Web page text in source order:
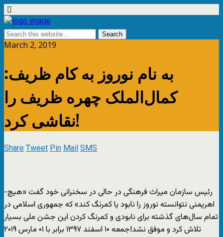
March 2, 2019
به نام نوروز به کام ظریف:
کمال‌الملک چهره ظریف را
نقاشی کرد!
ShareTweetPinMailSMS
-رئیس سازمان میراث فرهنگی در حالی در سخنرانی خود گفت «هیچ
اهریمنی نتوانسته نوروز را نابود یا کمرنگ کند» که جمهوری اسلامی در
تمام سال‌های گذشته برای نابودی و کمرنگ کردن این جشن ملی بسیار
تلاش کرد و موفق نشد!جمعه ۱۰ اسفند ۱۳۹۷ برابر با ۰۱ مارس ۲۰۱۹